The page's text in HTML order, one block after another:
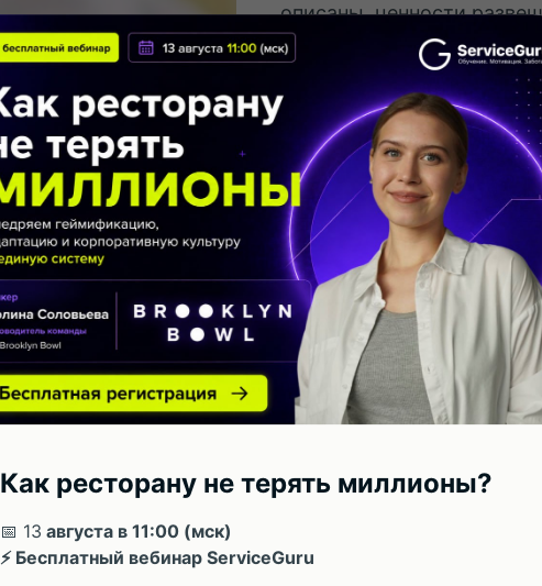
описаны, ценности
А в жизни — текучка,
Чтобы удерживать
сотрудника и бренд
🕛 Бесплатный вебинар
🎤В прямом эфире
эксперт по
Смотреть запись
Как ресторану не терять миллионы?
📅 13 августа в 11:00 (мск)
⚡ Бесплатный вебинар ServiceGuru